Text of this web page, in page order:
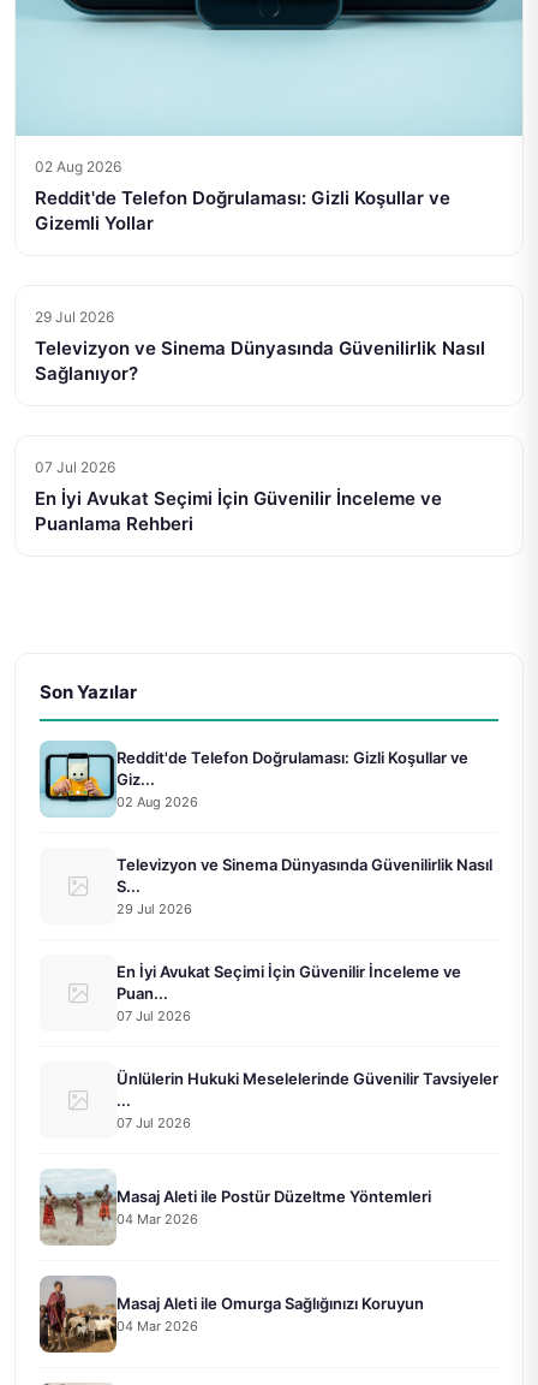
02 Aug 2026
Reddit'de Telefon Doğrulaması: Gizli Koşullar ve
Gizemli Yollar
29 Jul 2026
Televizyon ve Sinema Dünyasında Güvenilirlik Nasıl
Sağlanıyor?
07 Jul 2026
En İyi Avukat Seçimi İçin Güvenilir İnceleme ve
Puanlama Rehberi
Son Yazılar
Reddit'de Telefon Doğrulaması: Gizli Koşullar ve
Giz...
02 Aug 2026
Televizyon ve Sinema Dünyasında Güvenilirlik Nasıl
S...
29 Jul 2026
En İyi Avukat Seçimi İçin Güvenilir İnceleme ve
Puan...
07 Jul 2026
Ünlülerin Hukuki Meselelerinde Güvenilir Tavsiyeler
...
07 Jul 2026
Masaj Aleti ile Postür Düzeltme Yöntemleri
04 Mar 2026
Masaj Aleti ile Omurga Sağlığınızı Koruyun
04 Mar 2026